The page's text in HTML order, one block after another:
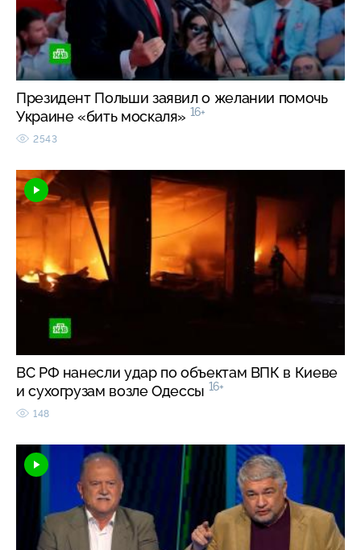
Президент Польши заявил о желании помочь
Украине «бить москаля» 16+
2543
ВС РФ нанесли удар по объектам ВПК в Киеве
и сухогрузам возле Одессы 16+
148